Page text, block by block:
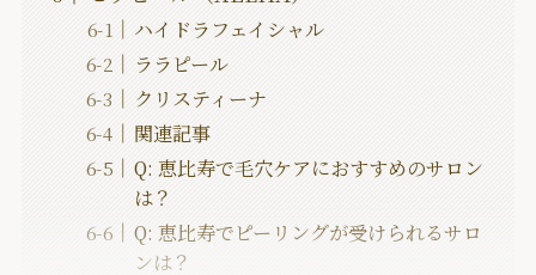
ハイドラフェイシャル
ララピール
クリスティーナ
関連記事
Q: 恵比寿で毛穴ケアにおすすめのサロン
は？
Q: 恵比寿でピーリングが受けられるサロ
ンは？